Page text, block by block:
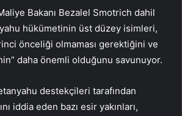
Maliye Bakanı Bezalel Smotrich dahil
hükümetinin üst düzey isimleri,
önceliği olmaması gerektiğini ve
daha önemli olduğunu savunuyor.
destekçileri tarafından
iddia eden bazı esir yakınları,